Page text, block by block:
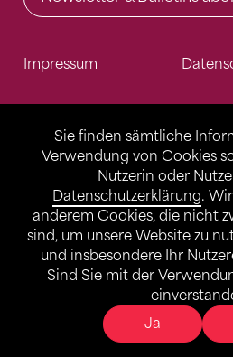
Sie finden sämtliche
Verwendung von Cookies
Nutzerin oder
Datenschutzerklärung.
anderem Cookies, die nicht
sind, um unsere Website zu
und insbesondere Ihr
Sind Sie mit der
Ja
Impressum